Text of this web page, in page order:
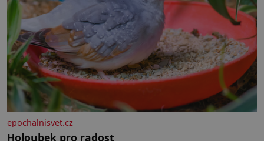
epochalnisvet.cz
Holoubek pro radost